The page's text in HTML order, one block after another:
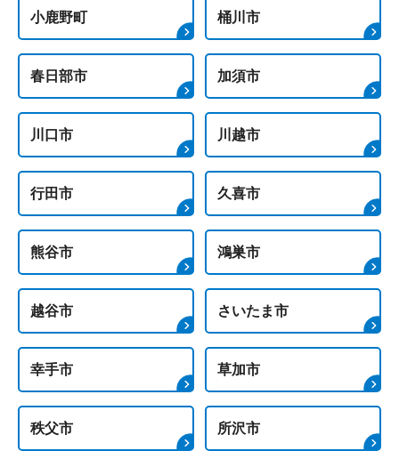
小鹿野町 桶川市
春日部市 加須市
川口市 川越市
行田市 久喜市
熊谷市 鴻巣市
越谷市 さいたま市
幸手市 草加市
秩父市 所沢市